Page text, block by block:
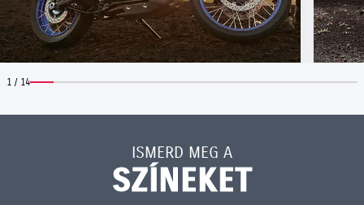
1 / 14
ISMERD MEG A
SZÍNEKET